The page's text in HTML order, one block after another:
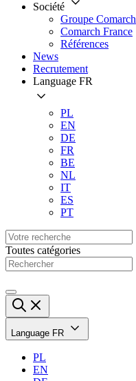
Société
Groupe Comarch
Comarch France
Références
News
Recrutement
Language FR
PL
EN
DE
FR
BE
NL
IT
ES
PT
Toutes catégories
Language FR
PL
EN